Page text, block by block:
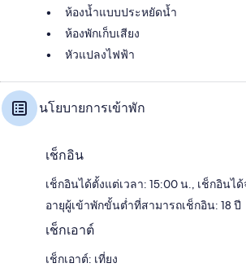
ห้องน้ำแบบประหยัดน้ำ
ห้องพักเก็บเสียง
หัวแปลงไฟฟ้า
นโยบายการเข้าพัก
เช็กอิน
เช็กอินได้ตั้งแต่เวลา: 15:00 น., เช็กอินไ
อายุผู้เข้าพักขั้นต่ำที่สามารถเช็กอิน: 18 ปี
เช็กเอาต์
เช็กเอาต์: เที่ยง